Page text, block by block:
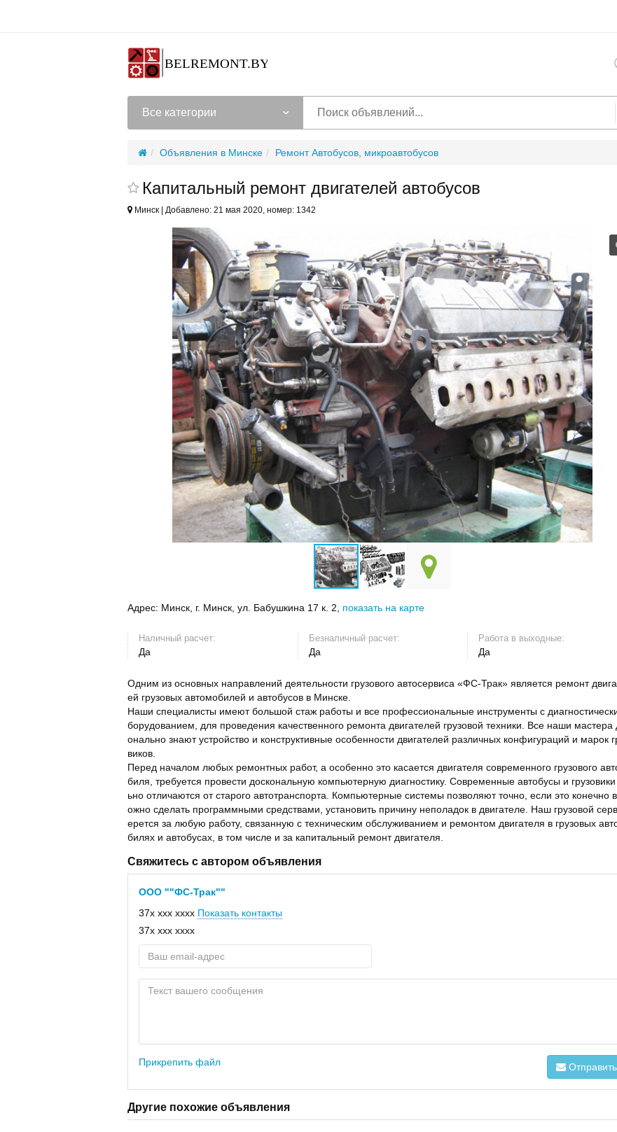
Все категории
Объявления в Минске Ремонт Автобусов, микроавтобусов
Капитальный ремонт двигателей автобусов
Минск | Добавлено: 21 мая 2020, номер: 1342
Адрес: Минск, г. Минск, ул. Бабушкина 17 к. 2, показать на карте
Наличный расчет:
Да
Безналичный расчет:
Да
Работа в выходные:
Да
Одним из основных направлений деятельности грузового автосервиса «ФС-Трак» является ремонт
ей грузовых автомобилей и автобусов в Минске.
Наши специалисты имеют большой стаж работы и все профессиональные инструменты с
борудованием, для проведения качественного ремонта двигателей грузовой техники. Все наши мастера
онально знают устройство и конструктивные особенности двигателей различных конфигураций и марок
виков.
Перед началом любых ремонтных работ, а особенно это касается двигателя современного грузового
биля, требуется провести доскональную компьютерную диагностику. Современные автобусы и
ьно отличаются от старого автотранспорта. Компьютерные системы позволяют точно, если это конечно
ожно сделать программными средствами, установить причину неполадок в двигателе. Наш грузовой
ерется за любую работу, связанную с техническим обслуживанием и ремонтом двигателя в грузовых
билях и автобусах, в том числе и за капитальный ремонт двигателя.
Свяжитесь с автором объявления
ООО ""ФС-Трак""
37x xxx xxxx Показать контакты
37x xxx xxxx
Прикрепить файл Отправить
Другие похожие объявления